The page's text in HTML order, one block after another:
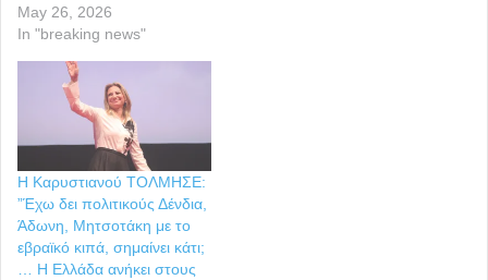
May 26, 2026
In "breaking news"
Η Καρυστιανού ΤΟΛΜΗΣΕ:
”Έχω δει πολιτικούς Δένδια,
Άδωνη, Μητσοτάκη με το
εβραϊκό κιπά, σημαίνει κάτι;
… Η Ελλάδα ανήκει στους